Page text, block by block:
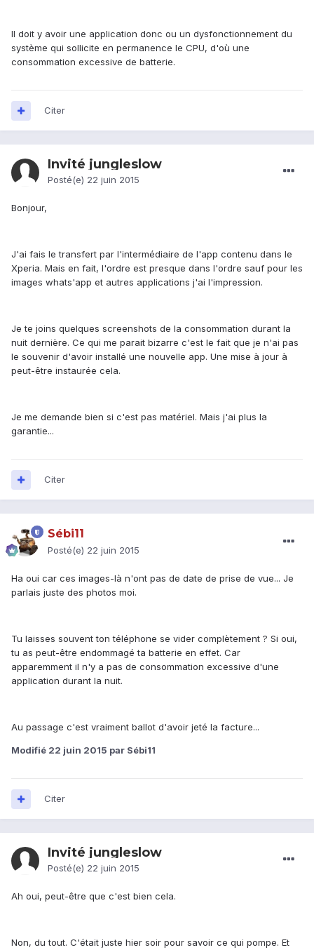
Il doit y avoir une application donc ou un dysfonctionnement du
système qui sollicite en permanence le CPU, d'où une
consommation excessive de batterie.
Citer
Invité jungleslow
Posté(e) 22 juin 2015
Bonjour,
J'ai fais le transfert par l'intermédiaire de l'app contenu dans le
Xperia. Mais en fait, l'ordre est presque dans l'ordre sauf pour les
images whats'app et autres applications j'ai l'impression.
Je te joins quelques screenshots de la consommation durant la
nuit dernière. Ce qui me parait bizarre c'est le fait que je n'ai pas
le souvenir d'avoir installé une nouvelle app. Une mise à jour à
peut-être instaurée cela.
Je me demande bien si c'est pas matériel. Mais j'ai plus la
garantie...
Citer
Sébi11
Posté(e) 22 juin 2015
Ha oui car ces images-là n'ont pas de date de prise de vue... Je
parlais juste des photos moi.
Tu laisses souvent ton téléphone se vider complètement ? Si oui,
tu as peut-être endommagé ta batterie en effet. Car
apparemment il n'y a pas de consommation excessive d'une
application durant la nuit.
Au passage c'est vraiment ballot d'avoir jeté la facture...
Modifié 22 juin 2015 par Sébi11
Citer
Invité jungleslow
Posté(e) 22 juin 2015
Ah oui, peut-être que c'est bien cela.
Non, du tout. C'était juste hier soir pour savoir ce qui pompe. Et